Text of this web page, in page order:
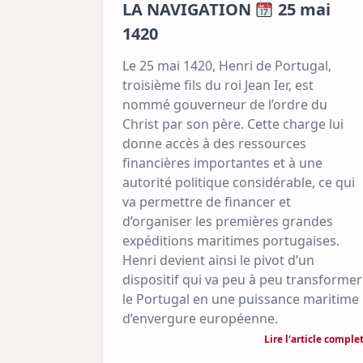
LA NAVIGATION
25 mai
1420
Le 25 mai 1420, Henri de Portugal,
troisième fils du roi Jean Ier, est
nommé gouverneur de l’ordre du
Christ par son père. Cette charge lui
donne accès à des ressources
financières importantes et à une
autorité politique considérable, ce qui
va permettre de financer et
d’organiser les premières grandes
expéditions maritimes portugaises.
Henri devient ainsi le pivot d’un
dispositif qui va peu à peu transformer
le Portugal en une puissance maritime
d’envergure européenne.
Lire l'article complet